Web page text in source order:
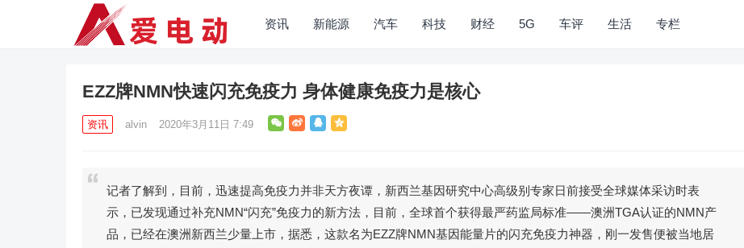
资讯 新能源 汽车 科技 财经 5G 车评 生活 专栏
EZZ牌NMN快速闪充免疫力 身体健康免疫力是核心
资讯 alvin 2020年3月11日 7:49
记者了解到，目前，迅速提高免疫力并非天方夜谭，新西兰基因研究中心高级别专家日前接受全球媒体采访时表
示，已发现通过补充NMN“闪充”免疫力的新方法，目前，全球首个获得最严药监局标准——澳洲TGA认证的NMN产
品，已经在澳洲新西兰少量上市，据悉，这款名为EZZ牌NMN基因能量片的闪充免疫力神器，刚一发售便被当地居